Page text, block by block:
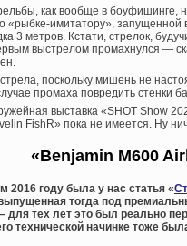
как вообще в
«рыбке-имитатору»,
3 метров. Кстати, стрелок,
выстрелом промахнулся —
поскольку мишень не
промаха повредить стенки
выставка «SHOT Show
FishR» пока не имеется. Ну
«Benjamin M600
2016 году была у нас статья «
тогда под
для тех лет это был реально
технической начинке тоже